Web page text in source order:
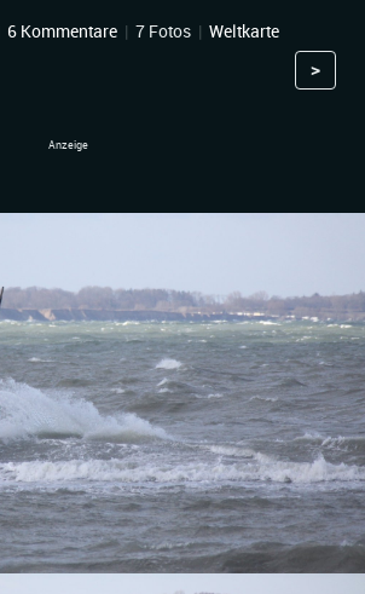
6 Kommentare | 7 Fotos | Weltkarte
>